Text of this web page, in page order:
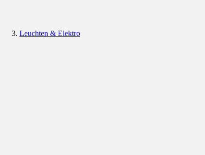
Leuchten & Elektro